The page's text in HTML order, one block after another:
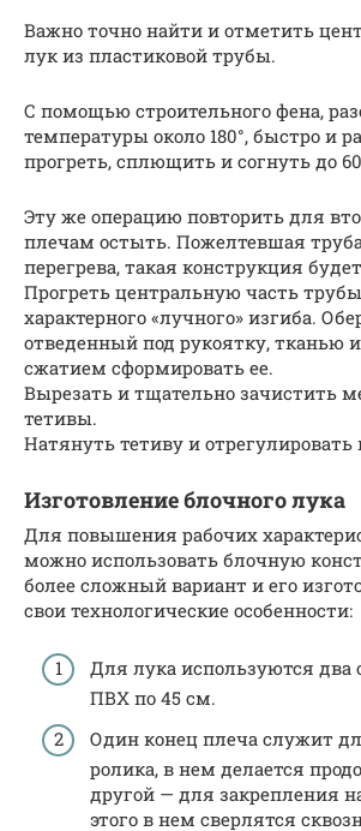
Важно точно найти и отметить
лук из пластиковой трубы.
С помощью строительного фена,
температуры около 180°, быстро и
прогреть, сплющить и согнуть до
Эту же операцию повторить для
плечам остыть. Пожелтевшая
перегрева, такая конструкция
Прогреть центральную часть
характерного «лучного» изгиба.
отведенный под рукоятку, тканью
сжатием сформировать ее.
Вырезать и тщательно зачистить
тетивы.
Натянуть тетиву и
Изготовление блочного лука
Для повышения рабочих
можно использовать блочную
более сложный вариант и его
свои технологические особенности:
Для лука используются два
ПВХ по 45 см.
Один конец плеча служит
ролика, в нем делается
другой — для закрепления
этого в нем сверлятся